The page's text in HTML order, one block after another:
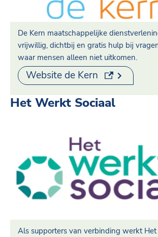
De Kern maatschappelijke
vrijwillig, dichtbij en gratis hulp bij
waar mensen alleen niet uitkomen.
Website de Kern (externe link)
Het Werkt Sociaal
Als supporters van verbinding werkt